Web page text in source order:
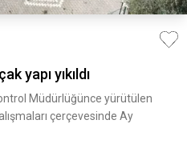
yapı yıkıldı
Müdürlüğünce yürütülen
çerçevesinde Ay